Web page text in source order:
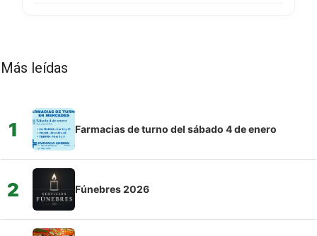
Más leídas
1 Farmacias de turno del sábado 4 de enero
2 Fúnebres 2026